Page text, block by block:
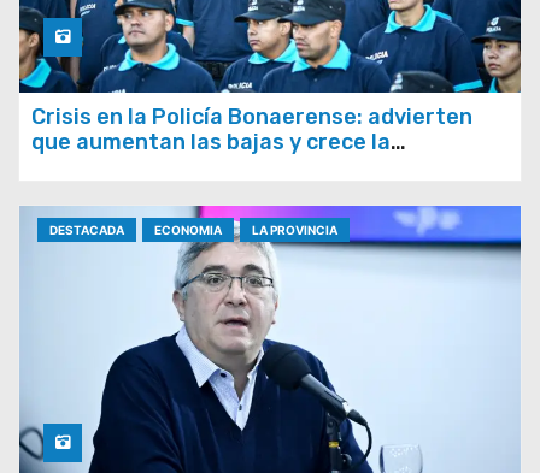
Crisis en la Policía Bonaerense: advierten
que aumentan las bajas y crece la
DESTACADA ECONOMIA LA PROVINCIA